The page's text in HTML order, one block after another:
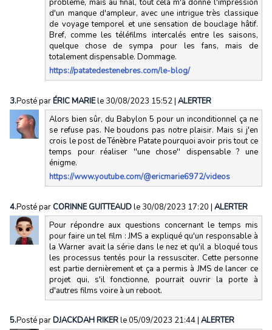
problème, mais au final, tout cela m'a donné l'impression
d'un manque d'ampleur, avec une intrigue très classique
de voyage temporel et une sensation de bouclage hâtif.
Bref, comme les téléfilms intercalés entre les saisons,
quelque chose de sympa pour les fans, mais de
totalement dispensable. Dommage.
https://patatedestenebres.com/le-blog/
3.Posté parÉRIC MARIEle 30/08/2023 15:52| ALERTER
Alors bien sûr, du Babylon 5 pour un inconditionnel ça ne
se refuse pas. Ne boudons pas notre plaisir. Mais si j'en
crois le post de Ténèbre Patate pourquoi avoir pris tout ce
temps pour réaliser ''une chose'' dispensable ? une
énigme.
https://www.youtube.com/@ericmarie6972/videos
4.Posté parCORINNE GUITTEAUDle 30/08/2023 17:20 | ALERTER
Pour répondre aux questions concernant le temps mis
pour faire un tel film : JMS a expliqué qu'un responsable à
la Warner avait la série dans le nez et qu'il a bloqué tous
les processus tentés pour la ressusciter. Cette personne
est partie dernièrement et ça a permis à JMS de lancer ce
projet qui, s'il fonctionne, pourrait ouvrir la porte à
d'autres films voire à un reboot.
5.Posté parDJACKDAH RIKERle 05/09/2023 21:44 | ALERTER